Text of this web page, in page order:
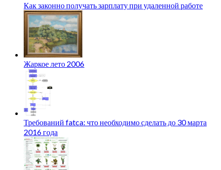
Как законно получать зарплату при удаленной работе
Жаркое лето 2006
Требований fatca: что необходимо сделать до 30 марта
2016 года